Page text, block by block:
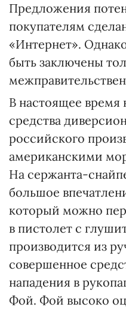
Предложения
покупателям
«Интернет».
быть заключены
В настоящее время
средства
российского
американскими
На сержанта-
большое
который можно
в пистолет с
производится из
совершенное
нападения в
Фой. Фой высоко